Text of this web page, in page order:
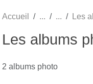
Accueil Les
Les albums
2 albums photo